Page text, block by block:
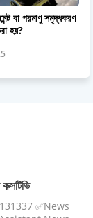
বা পরমাণু সমৃদ্ধকরণ
হয়?
✅News